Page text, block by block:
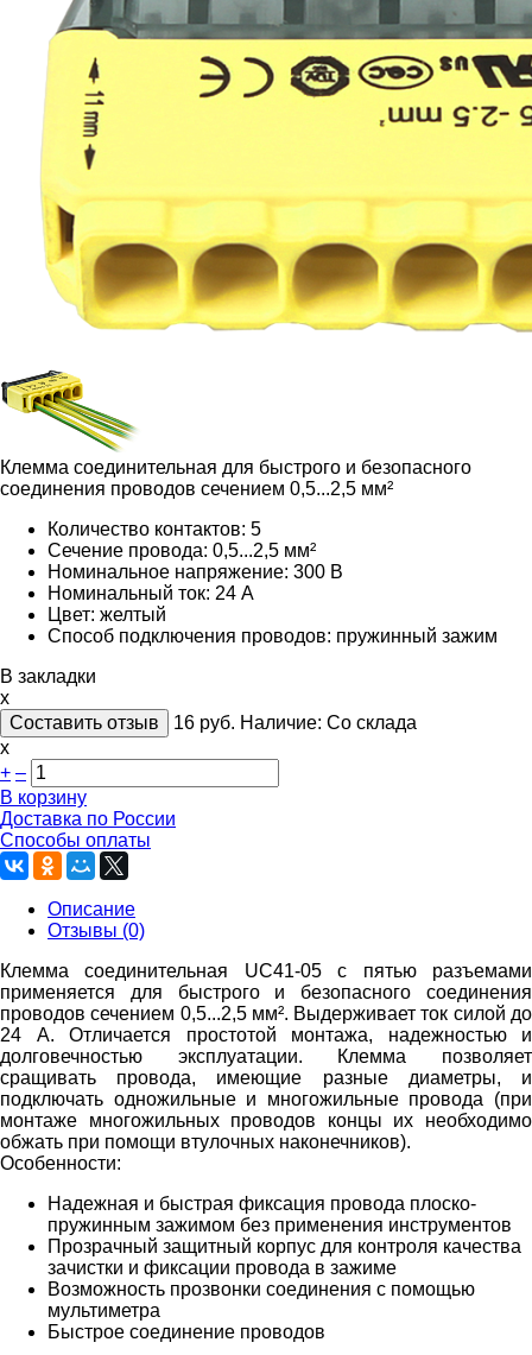
Клемма соединительная для быстрого и безопасного
соединения проводов сечением 0,5...2,5 мм²
Количество контактов: 5
Сечение провода: 0,5...2,5 мм²
Номинальное напряжение: 300 В
Номинальный ток: 24 А
Цвет: желтый
Способ подключения проводов: пружинный зажим
В закладки
x
Составить отзыв
16 руб. Наличие: Со склада
х
+ –
В корзину
Доставка по России
Способы оплаты
Описание
Отзывы (0)
Клемма соединительная UC41-05 с пятью разъемами
применяется для быстрого и безопасного соединения
проводов сечением 0,5...2,5 мм². Выдерживает ток силой до
24 А. Отличается простотой монтажа, надежностью и
долговечностью эксплуатации. Клемма позволяет
сращивать провода, имеющие разные диаметры, и
подключать одножильные и многожильные провода (при
монтаже многожильных проводов концы их необходимо
обжать при помощи втулочных наконечников).
Особенности:
Надежная и быстрая фиксация провода плоско-
пружинным зажимом без применения инструментов
Прозрачный защитный корпус для контроля качества
зачистки и фиксации провода в зажиме
Возможность прозвонки соединения с помощью
мультиметра
Быстрое соединение проводов